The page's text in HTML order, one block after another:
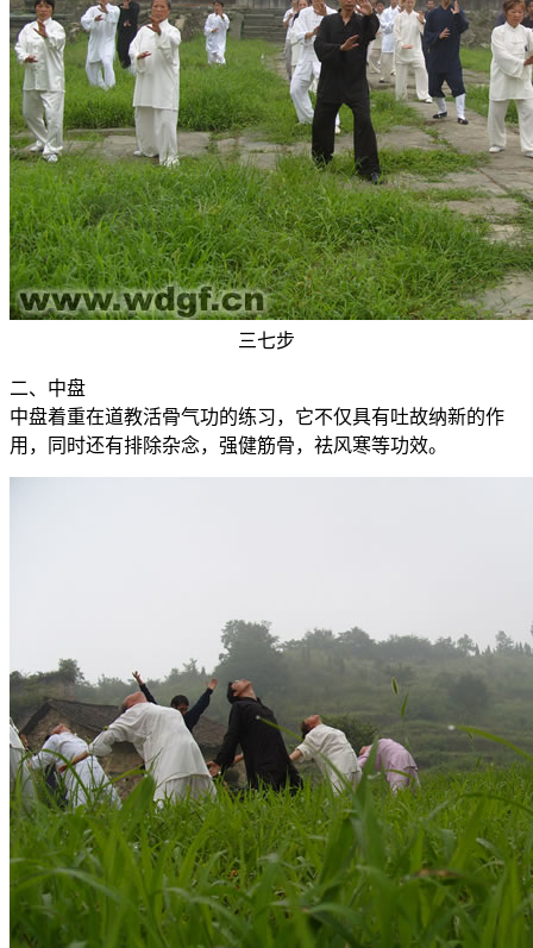
三七步
二、中盘
中盘着重在道教活骨气功的练习，它不仅具有吐故纳新的作
用，同时还有排除杂念，强健筋骨，祛风寒等功效。